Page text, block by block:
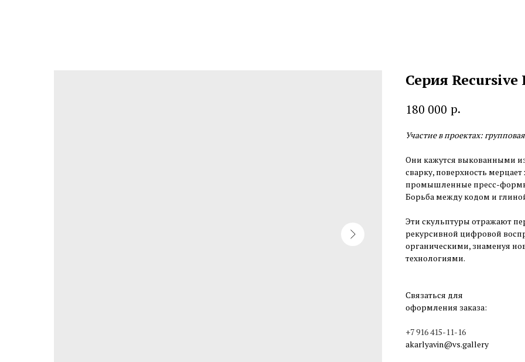
Серия
180 000 р.
Участие в проектах:
Они кажутся выкованными
сварку, поверхность
промышленные пресс-
Борьба между кодом и
Эти скульптуры отражают
рекурсивной цифровой
органическими, знаменуя
технологиями.
Связаться для
оформления заказа:
+7 916 415-11-16
akarlyavin@vs.gallery